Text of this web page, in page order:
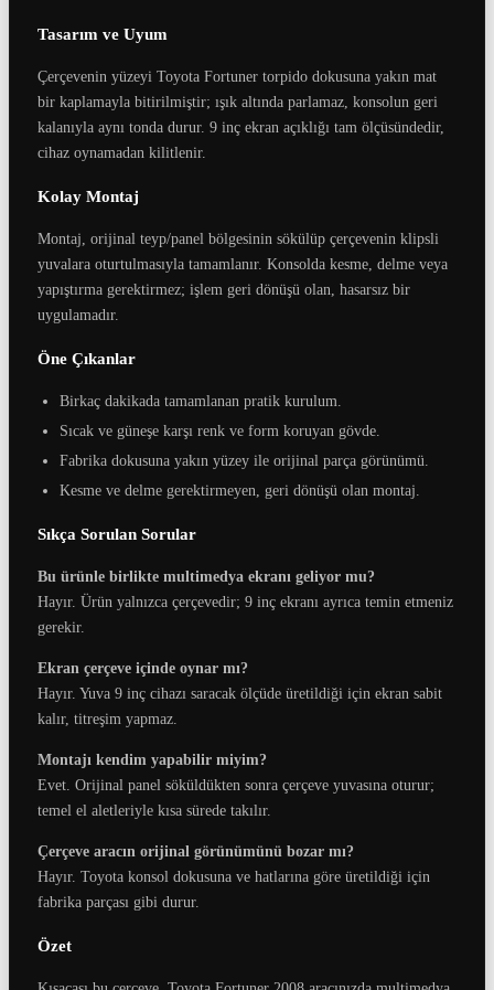
Tasarım ve Uyum
Çerçevenin yüzeyi Toyota Fortuner torpido dokusuna yakın mat
bir kaplamayla bitirilmiştir; ışık altında parlamaz, konsolun geri
kalanıyla aynı tonda durur. 9 inç ekran açıklığı tam ölçüsündedir,
cihaz oynamadan kilitlenir.
Kolay Montaj
Montaj, orijinal teyp/panel bölgesinin sökülüp çerçevenin klipsli
yuvalara oturtulmasıyla tamamlanır. Konsolda kesme, delme veya
yapıştırma gerektirmez; işlem geri dönüşü olan, hasarsız bir
uygulamadır.
Öne Çıkanlar
Birkaç dakikada tamamlanan pratik kurulum.
Sıcak ve güneşe karşı renk ve form koruyan gövde.
Fabrika dokusuna yakın yüzey ile orijinal parça görünümü.
Kesme ve delme gerektirmeyen, geri dönüşü olan montaj.
Sıkça Sorulan Sorular
Bu ürünle birlikte multimedya ekranı geliyor mu?
Hayır. Ürün yalnızca çerçevedir; 9 inç ekranı ayrıca temin etmeniz
gerekir.
Ekran çerçeve içinde oynar mı?
Hayır. Yuva 9 inç cihazı saracak ölçüde üretildiği için ekran sabit
kalır, titreşim yapmaz.
Montajı kendim yapabilir miyim?
Evet. Orijinal panel söküldükten sonra çerçeve yuvasına oturur;
temel el aletleriyle kısa sürede takılır.
Çerçeve aracın orijinal görünümünü bozar mı?
Hayır. Toyota konsol dokusuna ve hatlarına göre üretildiği için
fabrika parçası gibi durur.
Özet